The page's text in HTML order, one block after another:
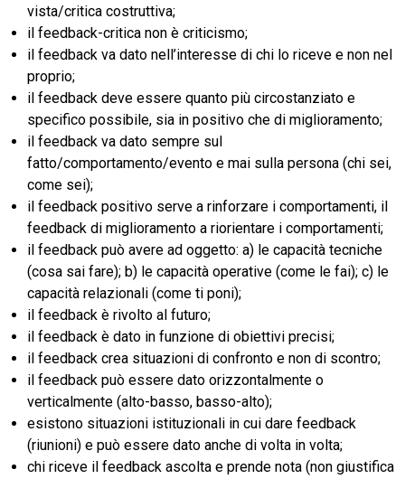
vista/critica costruttiva;
il feedback-critica non è criticismo;
il feedback va dato nell’interesse di chi lo riceve e non nel
proprio;
il feedback deve essere quanto più circostanziato e
specifico possibile, sia in positivo che di miglioramento;
il feedback va dato sempre sul
fatto/comportamento/evento e mai sulla persona (chi sei,
come sei);
il feedback positivo serve a rinforzare i comportamenti, il
feedback di miglioramento a riorientare i comportamenti;
il feedback può avere ad oggetto: a) le capacità tecniche
(cosa sai fare); b) le capacità operative (come le fai); c) le
capacità relazionali (come ti poni);
il feedback è rivolto al futuro;
il feedback è dato in funzione di obiettivi precisi;
il feedback crea situazioni di confronto e non di scontro;
il feedback può essere dato orizzontalmente o
verticalmente (alto-basso, basso-alto);
esistono situazioni istituzionali in cui dare feedback
(riunioni) e può essere dato anche di volta in volta;
chi riceve il feedback ascolta e prende nota (non giustifica